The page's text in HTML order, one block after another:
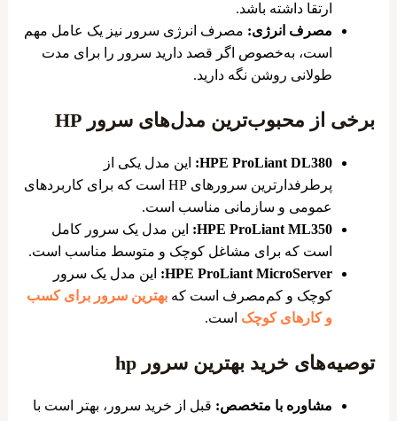
ارتقا داشته باشد.
مصرف انرژی: مصرف انرژی سرور نیز یک عامل مهم
است، به‌خصوص اگر قصد دارید سرور را برای مدت
طولانی روشن نگه دارید.
برخی از محبوب‌ترین مدل‌های سرور HP
HPE ProLiant DL380:
این مدل یکی از
پرطرفدارترین سرورهای HP است که برای کاربردهای
عمومی و سازمانی مناسب است.
HPE ProLiant ML350:
این مدل یک سرور کامل
است که برای مشاغل کوچک و متوسط مناسب است.
HPE ProLiant MicroServer:
این مدل یک سرور
کوچک و کم‌مصرف است که بهترین سرور برای کسب
و کارهای کوچک است.
توصیه‌های خرید بهترین سرور hp
مشاوره با متخصص: قبل از خرید سرور، بهتر است با